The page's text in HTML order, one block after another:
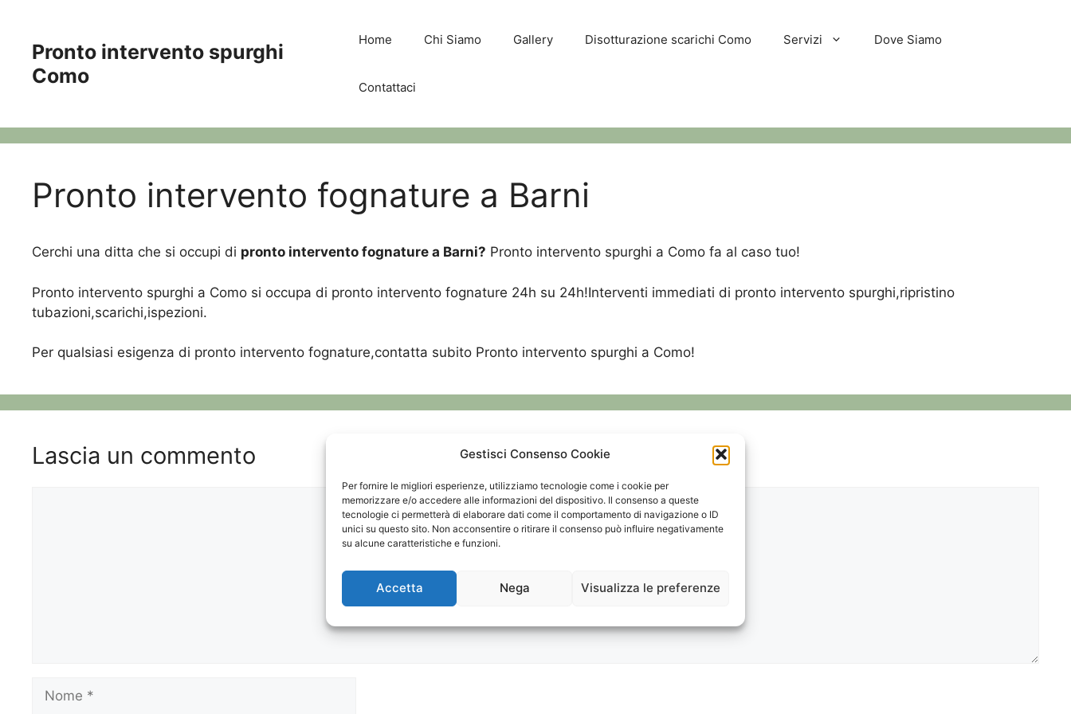
Gestisci Consenso Cookie
Per fornire le migliori esperienze, utilizziamo tecnologie come i cookie per
memorizzare e/o accedere alle informazioni del dispositivo. Il consenso a queste
tecnologie ci permetterà di elaborare dati come il comportamento di navigazione o ID
unici su questo sito. Non acconsentire o ritirare il consenso può influire negativamente
su alcune caratteristiche e funzioni.
Accetta Nega Visualizza le preferenze
contenutoPronto intervento spurghi
Como
Home Chi Siamo Gallery Disotturazione scarichi Como Servizi Dove Siamo
Contattaci
Pronto intervento fognature a Barni
Cerchi una ditta che si occupi di pronto intervento fognature a Barni? Pronto intervento spurghi a Como fa al caso tuo!
Pronto intervento spurghi a Como si occupa di pronto intervento fognature 24h su 24h!Interventi immediati di pronto intervento spurghi,ripristino
tubazioni,scarichi,ispezioni.
Per qualsiasi esigenza di pronto intervento fognature,contatta subito Pronto intervento spurghi a Como!
Lascia un commento
Nome